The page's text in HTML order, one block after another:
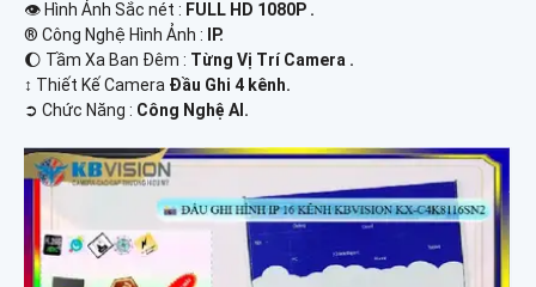
👁 Hình Ảnh Sắc nét : FULL HD 1080P .
®️ Công Nghệ Hình Ảnh :
IP.
🌔 Tầm Xa Ban Đêm : Từng Vị Trí Camera .
↕️ Thiết Kế Camera Đầu Ghi 4 kênh.
️➲ Chức Năng : Công Nghệ AI.